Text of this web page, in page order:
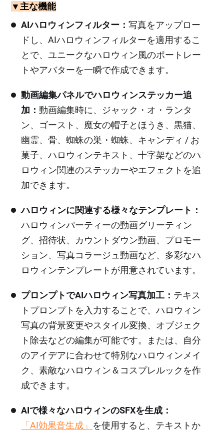
▼主な機能
AIハロウィンフィルター：写真をアップロー
ドし、AIハロウィンフィルターを適用するこ
とで、ユニークなハロウィン風のポートレー
トやアバターを一瞬で作成できます。
動画編集パネルでハロウィンステッカー追
加：動画編集時に、ジャック・オ・ランタ
ン、ゴースト、魔女の帽子とほうき、黒猫、
幽霊、骨、蜘蛛の巣・蜘蛛、キャンディ / お
菓子、ハロウィンテキスト、十字架などのハ
ロウィン関連のステッカーやエフェクトを追
加できます。
ハロウィンに関連する様々なテンプレート：
ハロウィンパーティーの動画グリーティン
グ、招待状、カウントダウン動画、プロモー
ション、写真コラージュ動画など、多彩なハ
ロウィンテンプレートが用意されています。
プロンプトでAIハロウィン写真加工： テキス
トプロンプトを入力することで、ハロウィン
写真の背景変更やスタイル変換、オブジェク
ト除去などの編集が可能です。または、自分
のアイデアに合わせて特別なハロウィンメイ
ク、素敵なハロウィン＆コスプレルックを作
成できます。
AIで様々なハロウィンのSFXを生成：
「AI効果音生成」 を使用すると、テキストか